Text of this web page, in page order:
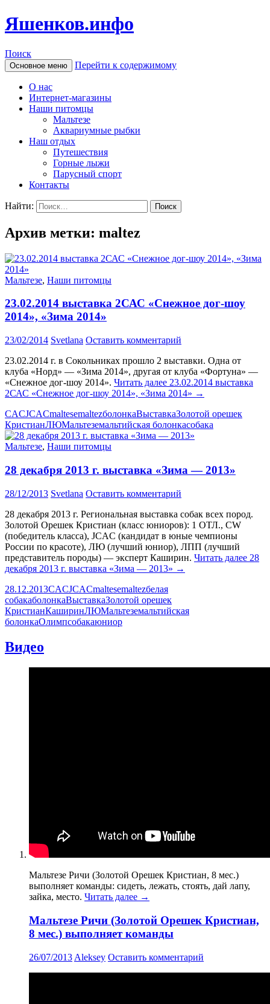
Яшенков.инфо
Поиск
Основное меню Перейти к содержимому
О нас
Интернет-магазины
Наши питомцы
Мальтезе
Аквариумные рыбки
Наш отдых
Путешествия
Горные лыжи
Парусный спорт
Контакты
Найти:
Архив метки: maltez
Мальтезе, Наши питомцы
23.02.2014 выставка 2САС «Снежное дог-шоу
2014», «Зима 2014»
23/02/2014 Svetlana Оставить комментарий
23.02.2014 г. в Сокольниках прошло 2 выставки. Одна от
клуба «Норд» — «Зима 2014», другая от клуба «Фортуна» —
«Снежное дог-шоу 2014». Читать далее 23.02.2014 выставка
2САС «Снежное дог-шоу 2014», «Зима 2014» →
CACJCACmaltesemaltezболонкаВыставкаЗолотой орешек
КристианЛЮМальтеземальтийская болонкасобака
Мальтезе, Наши питомцы
28 декабря 2013 г. выставка «Зима — 2013»
28/12/2013 Svetlana Оставить комментарий
28 декабря 2013 г. Региональная выставка собак всех пород.
Золотой Орешек Кристиан (класс юниоров): 1 ОТЛ., CW
(победитель класса), JCAC (кандидат в юные чемпионы
России по красоте), ЛЮ (лучший юниор), ЛПП (лучший
представитель породы) — эксперт Каширин. Читать далее 28
декабря 2013 г. выставка «Зима — 2013» →
28.12.2013CACJCACmaltesemaltezбелая
собакаболонкаВыставкаЗолотой орешек
КристианКаширинЛЮМальтеземальтийская
болонкаОлимпсобакаюниор
Видео
Мальтезе Ричи (Золотой Орешек Кристиан, 8 мес.)
выполняет команды: сидеть, лежать, стоять, дай лапу,
зайка, место. Читать далее →
Мальтезе Ричи (Золотой Орешек Кристиан,
8 мес.) выполняет команды
26/07/2013 Aleksey Оставить комментарий